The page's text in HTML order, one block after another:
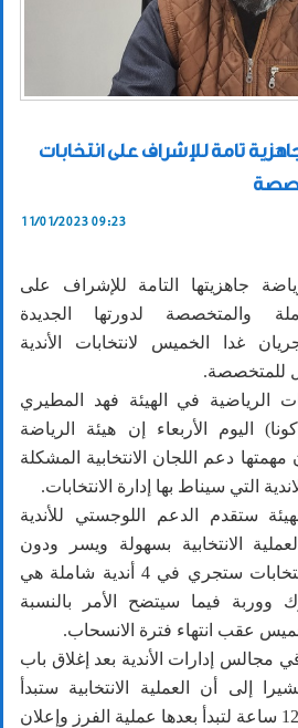
تامة للإشراف على انتخابات
11/01/2023 09:23
جاهزيتها التامة للإشراف على
والمتخصصة لدورتها الجديدة
ستجريان غدا الخميس لانتخابات الأندية
للمتخصصة.
الرياضية في الهيئة فهد المطيري
اليوم الأربعاء إن هيئة الرياضة
دعم اللجان الانتخابية المشكلة
التي سيناط بها إدارة الانتخابات.
ستقدم الدعم اللوجستي للأندية
الانتخابية بسهولة ويسر ودون
عوائق مشيرا إلى أن الانتخابات ستجري في 4 أندية شاملة هي
ووربة فيما سيتضح الأمر بالنسبة
عقب انتهاء فترة الانسحاب.
مجالس إدارات الأندية بعد إغلاق باب
إلى أن العملية الانتخابية ستبدأ
الساعة 9 صباحا وتستمر 12 ساعة لتبدأ بعدها عملية الفرز وإعلان